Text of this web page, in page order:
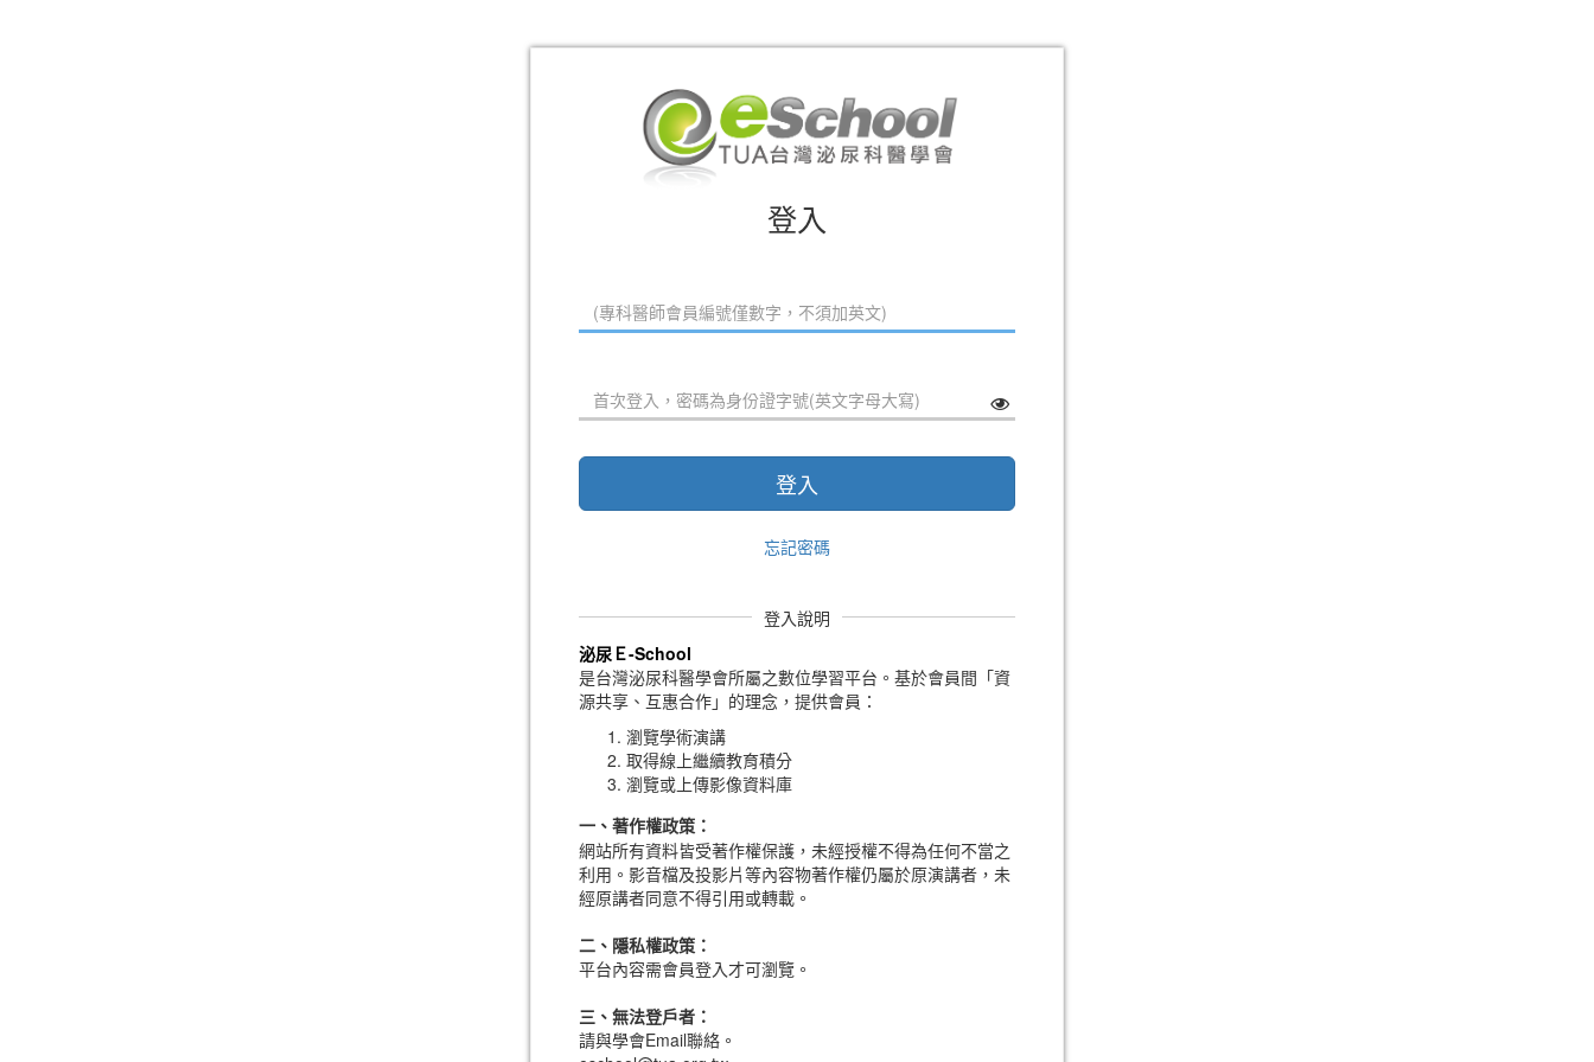
登入
登入
忘記密碼
登入說明
泌尿Ｅ-School
是台灣泌尿科醫學會所屬之數位學習平台。 基於會員間「資
源共享、互惠合作」的理念，提供會員：
瀏覽學術演講
取得線上繼續教育積分
瀏覽或上傳影像資料庫
一、 著作權政策 ：
網站所有資料皆受著作權保護，未經授權不得為任何不當之
利用。影音檔及投影片等內容物著作權仍屬於原演講者，未
經原講者同意不得引用或轉載。
二、隱私權政策：
平台內容需會員登入才可瀏覽。
三、無法登戶者：
請與學會Email聯絡。